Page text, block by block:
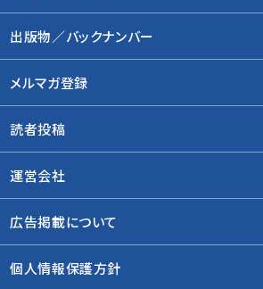
出版物／バックナンバー
メルマガ登録
読者投稿
運営会社
広告掲載について
個人情報保護方針